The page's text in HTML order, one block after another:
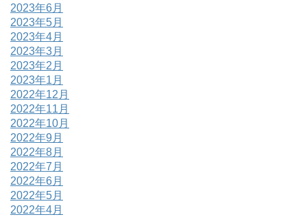
2023年6月
2023年5月
2023年4月
2023年3月
2023年2月
2023年1月
2022年12月
2022年11月
2022年10月
2022年9月
2022年8月
2022年7月
2022年6月
2022年5月
2022年4月